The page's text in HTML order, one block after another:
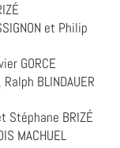
et Philip
GORCE
BLINDAUER
Stéphane BRIZÉ
MACHUEL